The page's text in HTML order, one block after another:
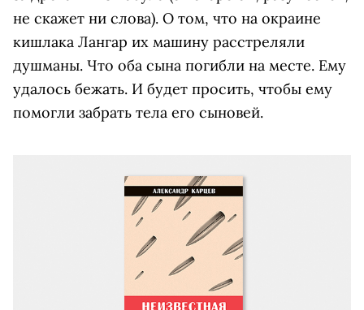
не скажет ни слова). О том, что на окраине
кишлака Лангар их машину расстреляли
душманы. Что оба сына погибли на месте. Ему
удалось бежать. И будет просить, чтобы ему
помогли забрать тела его сыновей.